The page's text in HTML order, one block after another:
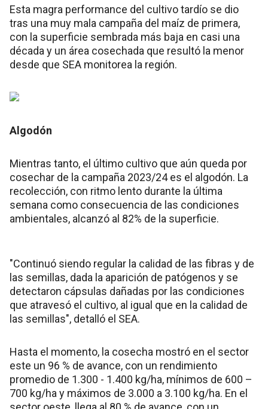
Esta magra performance del cultivo tardío se dio
tras una muy mala campaña del maíz de primera,
con la superficie sembrada más baja en casi una
década y un área cosechada que resultó la menor
desde que SEA monitorea la región.
Algodón
Mientras tanto, el último cultivo que aún queda por
cosechar de la campaña 2023/24 es el algodón. La
recolección, con ritmo lento durante la última
semana como consecuencia de las condiciones
ambientales, alcanzó al 82% de la superficie.
"Continuó siendo regular la calidad de las fibras y de
las semillas, dada la aparición de patógenos y se
detectaron cápsulas dañadas por las condiciones
que atravesó el cultivo, al igual que en la calidad de
las semillas", detalló el SEA.
Hasta el momento, la cosecha mostró en el sector
este un 96 % de avance, con un rendimiento
promedio de 1.300 - 1.400 kg/ha, mínimos de 600 –
700 kg/ha y máximos de 3.000 a 3.100 kg/ha. En el